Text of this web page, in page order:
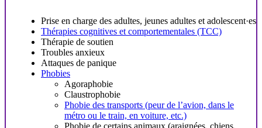
Prise en charge des adultes, jeunes adultes et adolescent·es
Thérapies cognitives et comportementales (TCC)
Thérapie de soutien
Troubles anxieux
Attaques de panique
Phobies
Agoraphobie
Claustrophobie
Phobie des transports (peur de l’avion, dans le
métro ou le train, en voiture, etc.)
Phobie de certains animaux (araignées, chiens,